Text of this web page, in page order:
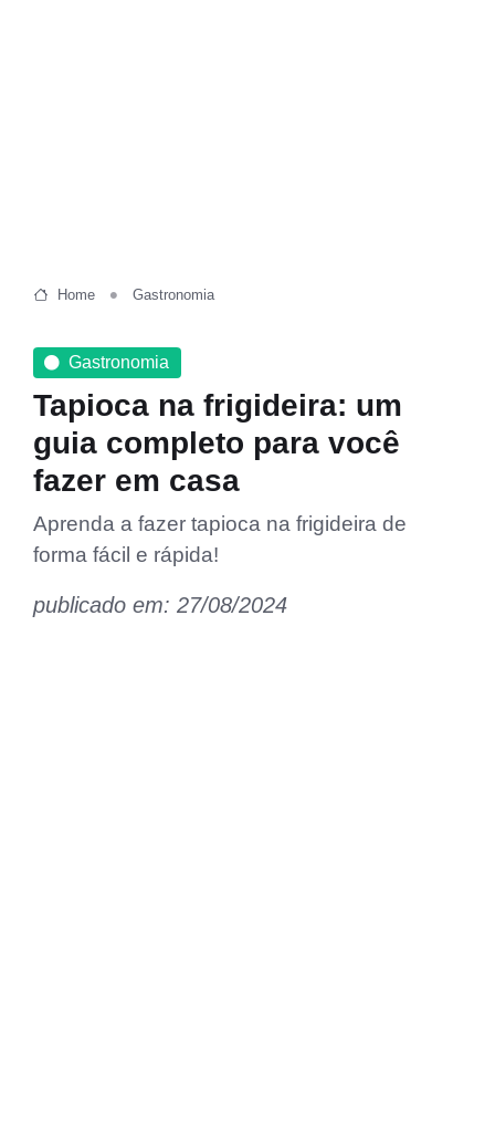
Home Gastronomia
Gastronomia
Tapioca na frigideira: um
guia completo para você
fazer em casa
Aprenda a fazer tapioca na frigideira de
forma fácil e rápida!
publicado em: 27/08/2024